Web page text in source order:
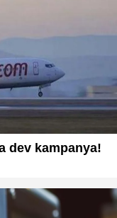
dev kampanya!